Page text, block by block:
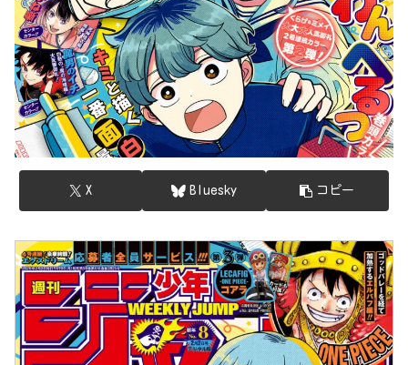
X Bluesky コピー